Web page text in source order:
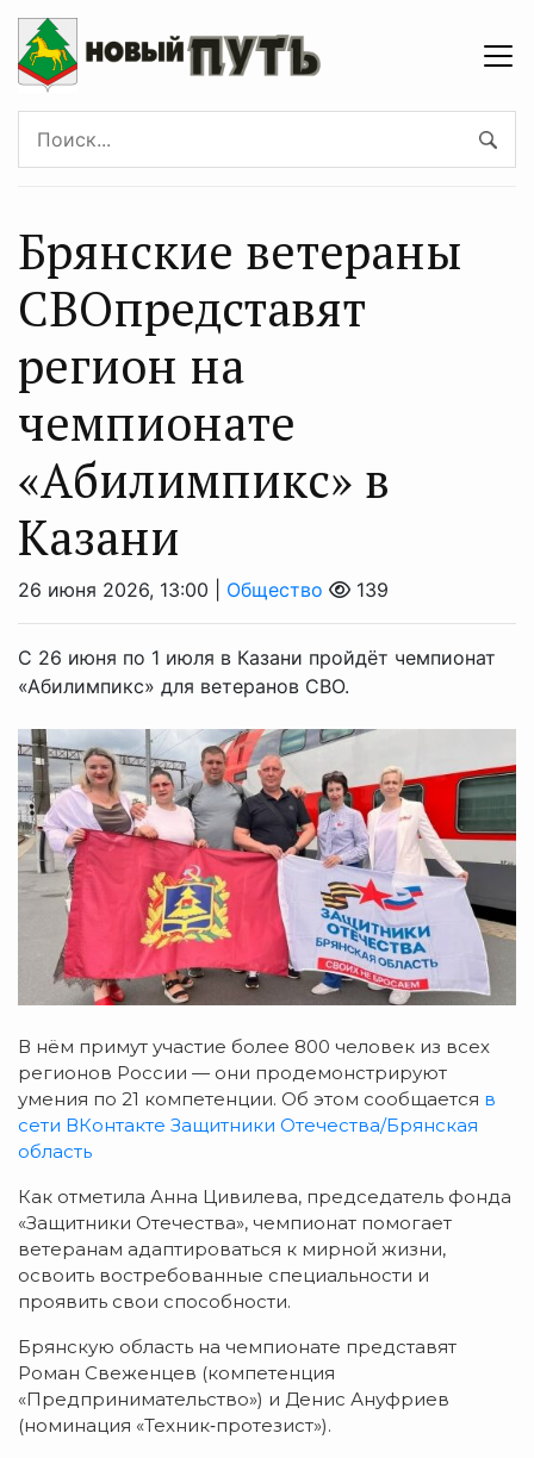
Брянские ветераны
СВОпредставят
регион на
чемпионате
«Абилимпикс» в
Казани
26 июня 2026, 13:00 | Общество 139
С 26 июня по 1 июля в Казани пройдёт чемпионат
«Абилимпикс» для ветеранов СВО.
В нём примут участие более 800 человек из всех
регионов России — они продемонстрируют
умения по 21 компетенции. Об этом сообщается в
сети ВКонтакте Защитники Отечества/Брянская
область
Как отметила Анна Цивилева, председатель фонда
«Защитники Отечества», чемпионат помогает
ветеранам адаптироваться к мирной жизни,
освоить востребованные специальности и
проявить свои способности.
Брянскую область на чемпионате представят
Роман Свеженцев (компетенция
«Предпринимательство») и Денис Ануфриев
(номинация «Техник‑протезист»).